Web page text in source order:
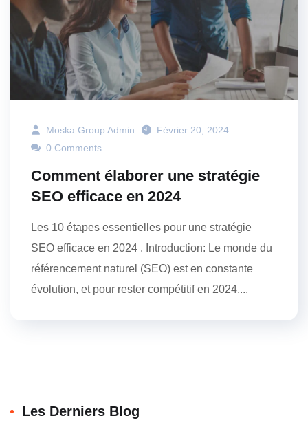
Moska Group Admin
Février 20, 2024
0 Comments
Comment élaborer une stratégie
SEO efficace en 2024
Les 10 étapes essentielles pour une stratégie
SEO efficace en 2024 . Introduction: Le monde du
référencement naturel (SEO) est en constante
évolution, et pour rester compétitif en 2024,...
Les Derniers Blog